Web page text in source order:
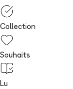
Collection
Souhaits
Lu